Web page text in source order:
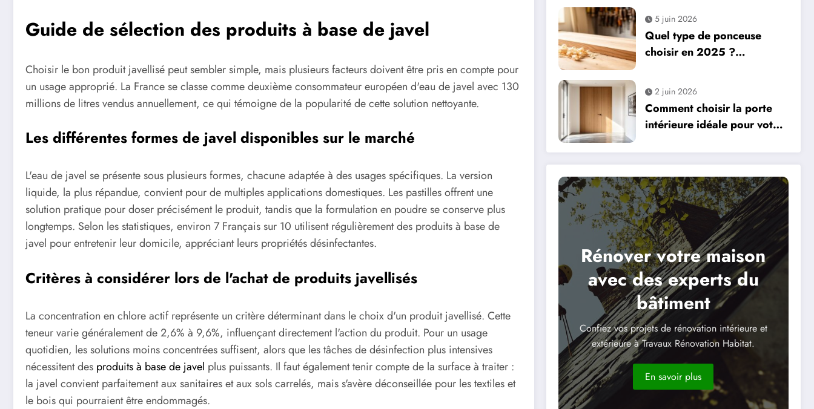
Guide de sélection des produits à base de javel
Choisir le bon produit javellisé peut sembler simple, mais plusieurs facteurs doivent être pris en compte pour
un usage approprié. La France se classe comme deuxième consommateur européen d'eau de javel avec 130
millions de litres vendus annuellement, ce qui témoigne de la popularité de cette solution nettoyante.
Les différentes formes de javel disponibles sur le marché
L'eau de javel se présente sous plusieurs formes, chacune adaptée à des usages spécifiques. La version
liquide, la plus répandue, convient pour de multiples applications domestiques. Les pastilles offrent une
solution pratique pour doser précisément le produit, tandis que la formulation en poudre se conserve plus
longtemps. Selon les statistiques, environ 7 Français sur 10 utilisent régulièrement des produits à base de
javel pour entretenir leur domicile, appréciant leurs propriétés désinfectantes.
Critères à considérer lors de l'achat de produits javellisés
La concentration en chlore actif représente un critère déterminant dans le choix d'un produit javellisé. Cette
teneur varie généralement de 2,6% à 9,6%, influençant directement l'action du produit. Pour un usage
quotidien, les solutions moins concentrées suffisent, alors que les tâches de désinfection plus intensives
nécessitent des produits à base de javel plus puissants. Il faut également tenir compte de la surface à traiter :
la javel convient parfaitement aux sanitaires et aux sols carrelés, mais s'avère déconseillée pour les textiles et
le bois qui pourraient être endommagés.
5 juin 2026
Quel type de ponceuse
choisir en 2025 ?
témoignage d’un bricoleur
sur ses préférées
2 juin 2026
Comment choisir la porte
intérieure idéale pour votre
Rénover votre maison
avec des experts du
bâtiment
Confiez vos projets de rénovation intérieure et
extérieure à Travaux Rénovation Habitat.
En savoir plus